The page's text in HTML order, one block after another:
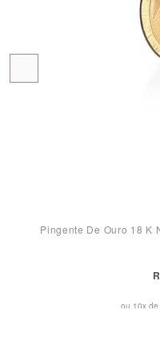
Pingente De Ouro 18 K
ou 10x de